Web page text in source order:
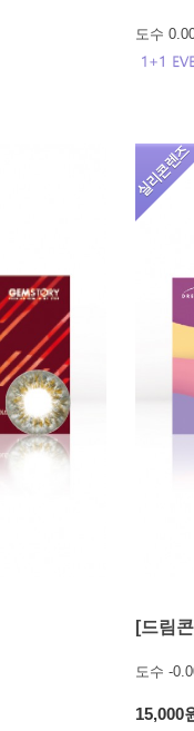
도수
[드림
도수 -
15,000